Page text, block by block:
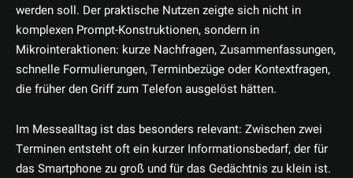
werden soll. Der praktische Nutzen zeigte sich nicht in
komplexen Prompt-Konstruktionen, sondern in
Mikrointeraktionen: kurze Nachfragen, Zusammenfassungen,
schnelle Formulierungen, Terminbezüge oder Kontextfragen,
die früher den Griff zum Telefon ausgelöst hätten.
Im Messealltag ist das besonders relevant: Zwischen zwei
Terminen entsteht oft ein kurzer Informationsbedarf, der für
das Smartphone zu groß und für das Gedächtnis zu klein ist.